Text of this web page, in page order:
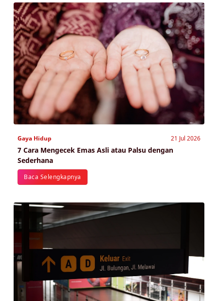
Gaya Hidup 21 Jul 2026
7 Cara Mengecek Emas Asli atau Palsu dengan
Sederhana
Baca Selengkapnya